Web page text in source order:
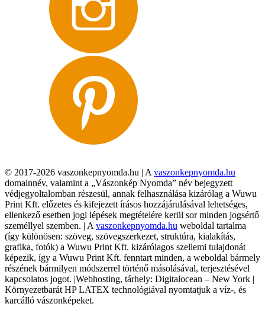
© 2017-2026 vaszonkepnyomda.hu | A vaszonkepnyomda.hu
domainnév, valamint a „Vászonkép Nyomda” név bejegyzett
védjegyoltalomban részesül, annak felhasználása kizárólag a Wuwu
Print Kft. előzetes és kifejezett írásos hozzájárulásával lehetséges,
ellenkező esetben jogi lépések megtételére kerül sor minden jogsértő
személlyel szemben. | A vaszonkepnyomda.hu weboldal tartalma
(így különösen: szöveg, szövegszerkezet, struktúra, kialakítás,
grafika, fotók) a Wuwu Print Kft. kizárólagos szellemi tulajdonát
képezik, így a Wuwu Print Kft. fenntart minden, a weboldal bármely
részének bármilyen módszerrel történő másolásával, terjesztésével
kapcsolatos jogot. |Webhosting, tárhely: Digitalocean – New York |
Környezetbarát HP LATEX technológiával nyomtatjuk a víz-, és
karcálló vászonképeket.